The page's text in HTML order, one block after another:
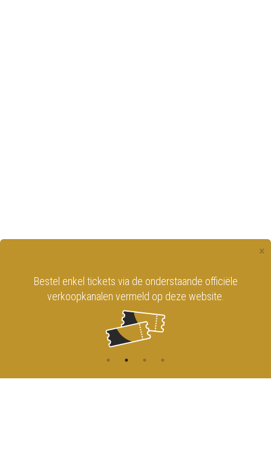
×
Bestel enkel tickets via de onderstaande officiële
verkoopkanalen vermeld op deze website.